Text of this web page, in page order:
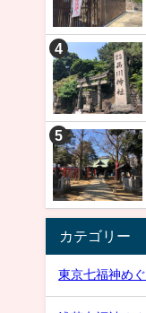
カテゴリー
東京七福神めぐ